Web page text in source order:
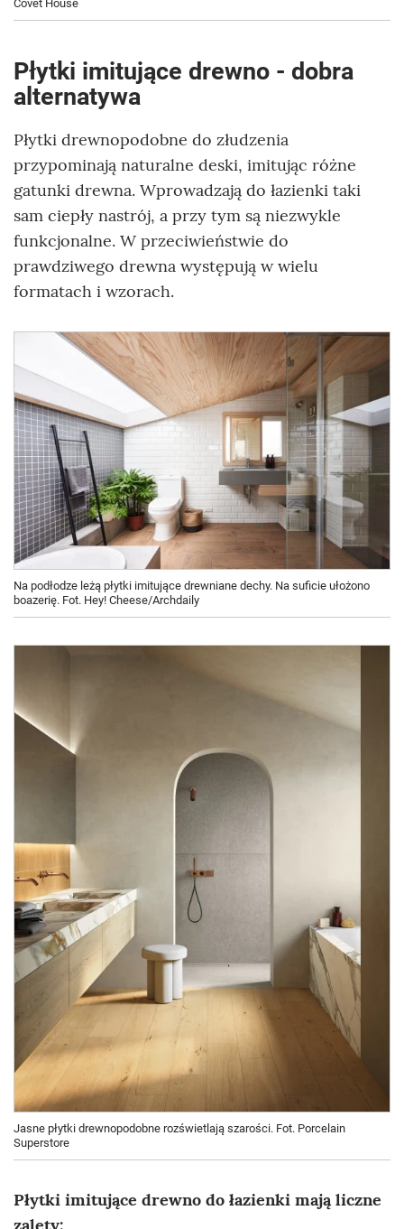
Covet House
Płytki imitujące drewno - dobra
alternatywa
Płytki drewnopodobne do złudzenia
przypominają naturalne deski, imitując różne
gatunki drewna. Wprowadzają do łazienki taki
sam ciepły nastrój, a przy tym są niezwykle
funkcjonalne. W przeciwieństwie do
prawdziwego drewna występują w wielu
formatach i wzorach.
Na podłodze leżą płytki imitujące drewniane dechy. Na suficie ułożono
boazerię. Fot. Hey! Cheese/Archdaily
Jasne płytki drewnopodobne rozświetlają szarości. Fot. Porcelain
Superstore
Płytki imitujące drewno do łazienki mają liczne